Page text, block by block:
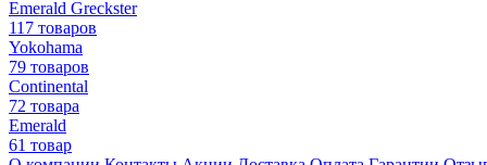
Emerald Greckster
117 товаров
Yokohama
79 товаров
Continental
72 товара
Emerald
61 товар